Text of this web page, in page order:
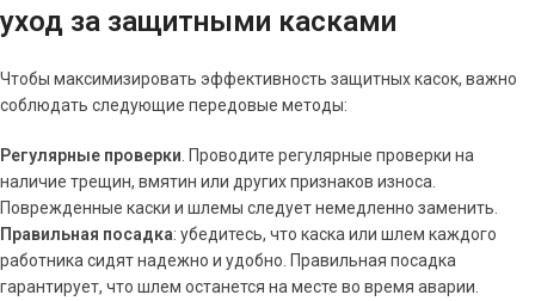
уход за защитными касками
Чтобы максимизировать эффективность защитных касок, важно
соблюдать следующие передовые методы:
Регулярные проверки . Проводите регулярные проверки на
наличие трещин, вмятин или других признаков износа.
Поврежденные каски и шлемы следует немедленно заменить.
Правильная посадка: убедитесь, что каска или шлем каждого
работника сидят надежно и удобно. Правильная посадка
гарантирует, что шлем останется на месте во время аварии.